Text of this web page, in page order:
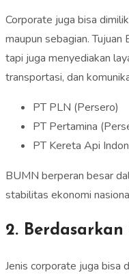
Corporate juga bisa
maupun sebagian. Tujuan
tapi juga menyediakan
transportasi, dan
PT PLN (Persero)
PT Pertamina
PT Kereta Api
BUMN berperan besar
stabilitas ekonomi
2.
Jenis corporate juga bisa